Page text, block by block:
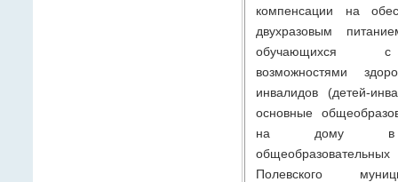
компенсации на
двухразовым
обучающихся с
возможностями
инвалидов (детей-
основные
на дому в
Полевского